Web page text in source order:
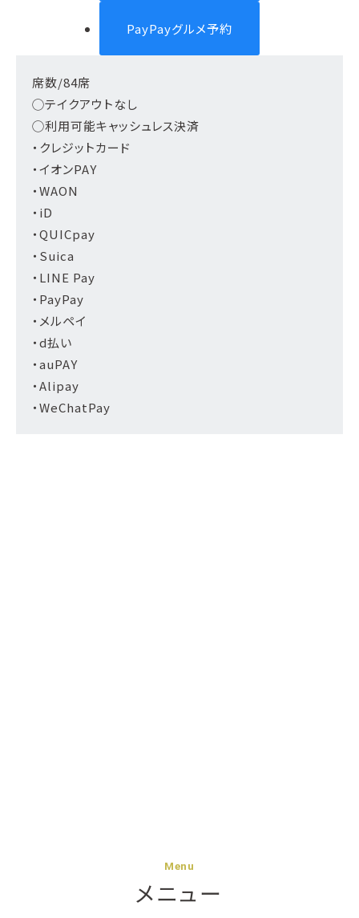
PayPayグルメ予約
席数/84席
◯テイクアウトなし
◯利用可能キャッシュレス決済
・クレジットカード
・イオンPAY
・WAON
・iD
・QUICpay
・Suica
・LINE Pay
・PayPay
・メルペイ
・d払い
・auPAY
・Alipay
・WeChatPay
Menu
メニュー